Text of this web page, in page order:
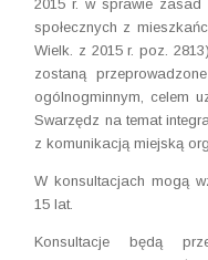
2015 r. w sprawie
społecznych z
Wielk. z 2015 r. poz.
zostaną
ogólnogminnym, celem
Swarzędz na temat
z komunikacją miejską
W konsultacjach mogą
15 lat.
Konsultacje będą